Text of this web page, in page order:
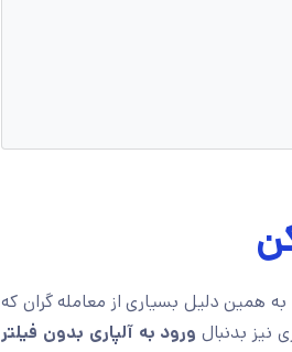
همین دلیل بسیاری از معامله گران که
نیز بدنبال ورود به آلپاری بدون فیلتر